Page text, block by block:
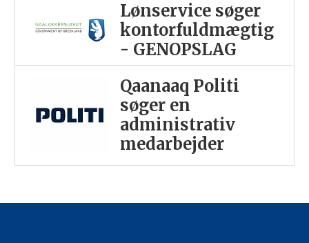
Lønservice søger
kontorfuldmægtig
- GENOPSLAG
Qaanaaq Politi
søger en
administrativ
medarbejder